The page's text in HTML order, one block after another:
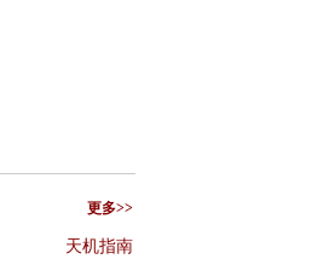
更多>>
天机指南